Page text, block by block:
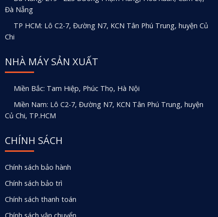
Đà Nẵng
TP HCM: Lô C2-7, Đường N7, KCN Tân Phú Trung, huyện Củ
Chi
NHÀ MÁY SẢN XUẤT
Miền Bắc: Tam Hiệp, Phúc Thọ, Hà Nội
Miền Nam: Lô C2-7, Đường N7, KCN Tân Phú Trung, huyện
Củ Chi, TP.HCM
CHÍNH SÁCH
Chính sách bảo hành
Chính sách bảo trì
Chính sách thanh toán